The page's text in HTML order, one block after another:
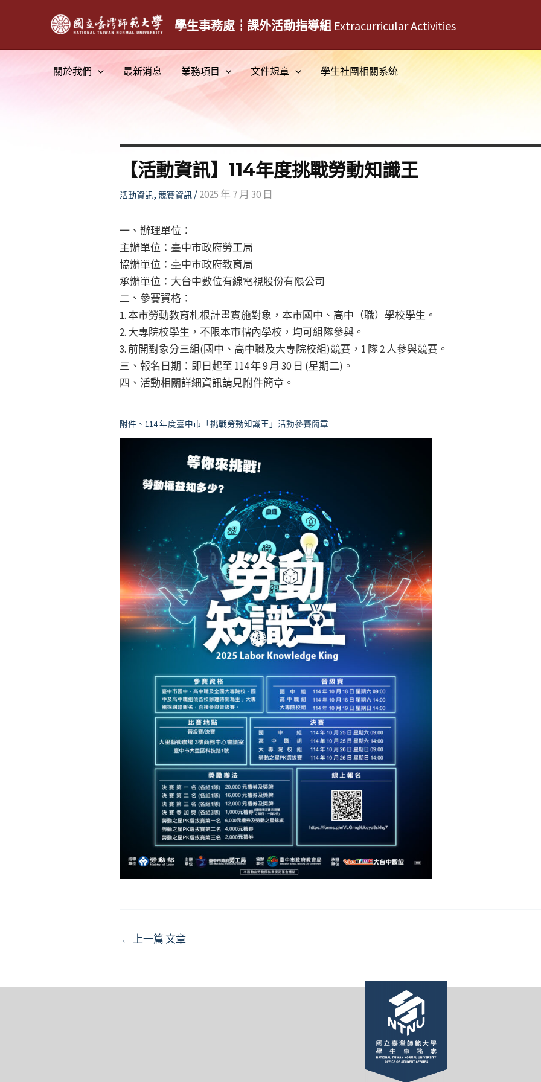
學生事務處┆課外活動指導組 Extracurricular Activities
關於我們 最新消息 業務項目 文件規章 學生社團相關系統
【活動資訊】114年度挑戰勞動知識王
活動資訊, 競賽資訊/2025 年 7 月 30 日
一、辦理單位：
主辦單位：臺中市政府勞工局
協辦單位：臺中市政府教育局
承辦單位：大台中數位有線電視股份有限公司
二、參賽資格：
1. 本市勞動教育札根計畫實施對象，本市國中、高中（職）學校學生。
2. 大專院校學生，不限本市轄內學校，均可組隊參與。
3. 前開對象分三組(國中、高中職及大專院校組)競賽，1 隊 2 人參與競賽。
三、報名日期：即日起至 114 年 9 月 30 日 (星期二)。
四、活動相關詳細資訊請見附件簡章。
附件、114 年度臺中市「挑戰勞動知識王」活動參賽簡章
Post
← 上一篇 文章